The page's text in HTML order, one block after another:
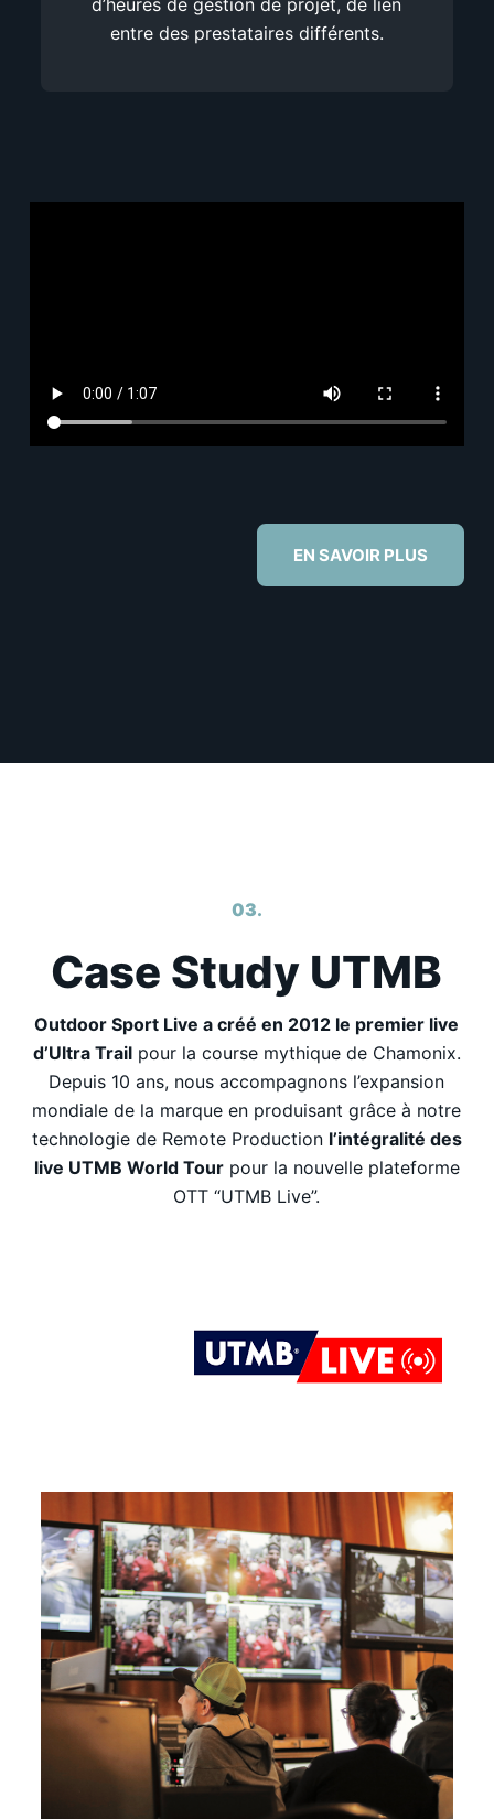
entre des prestataires différents.
EN SAVOIR PLUS
03.
Case Study UTMB
Outdoor Sport Live a créé en 2012 le premier live
d’Ultra Trailpour la course mythique de Chamonix.
Depuis 10 ans, nous accompagnons l’expansion
mondiale de la marque en produisant grâce à notre
technologie de Remote Production l’intégralité des
live UTMB World Tourpour la nouvelle plateforme
OTT “UTMB Live”.